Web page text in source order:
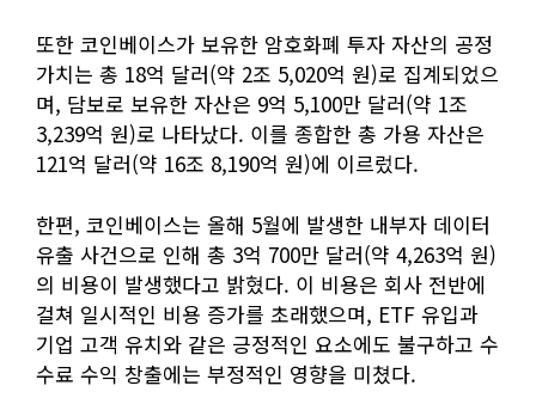
또한 코인베이스가 보유한 암호화폐 투자 자산의 공정
가치는 총 18억 달러(약 2조 5,020억 원)로 집계되었으
며, 담보로 보유한 자산은 9억 5,100만 달러(약 1조
3,239억 원)로 나타났다. 이를 종합한 총 가용 자산은
121억 달러(약 16조 8,190억 원)에 이르렀다.
한편, 코인베이스는 올해 5월에 발생한 내부자 데이터
유출 사건으로 인해 총 3억 700만 달러(약 4,263억 원)
의 비용이 발생했다고 밝혔다. 이 비용은 회사 전반에
걸쳐 일시적인 비용 증가를 초래했으며, ETF 유입과
기업 고객 유치와 같은 긍정적인 요소에도 불구하고 수
수료 수익 창출에는 부정적인 영향을 미쳤다.